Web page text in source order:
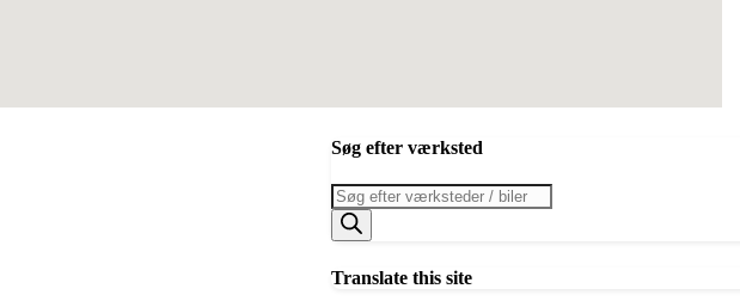
Søg efter værksted
Products
search
Translate this site